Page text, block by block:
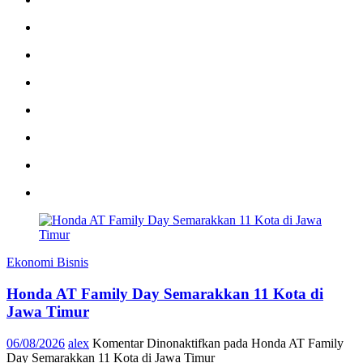
Ekonomi Bisnis
Honda AT Family Day Semarakkan 11 Kota di
Jawa Timur
06/08/2026 alex Komentar Dinonaktifkan pada Honda AT Family
Day Semarakkan 11 Kota di Jawa Timur